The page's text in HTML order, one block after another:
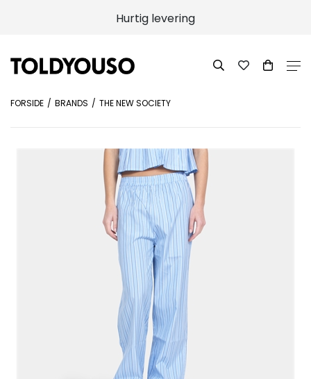
Hurtig levering
FORSIDE BRANDS THE NEW SOCIETY